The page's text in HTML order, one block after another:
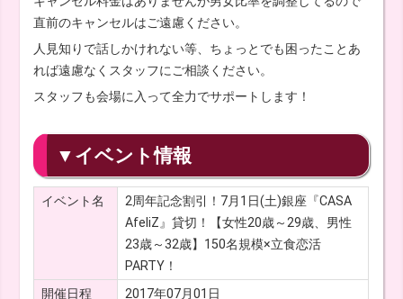
直前のキャンセルはご遠慮ください。
人見知りで話しかけれない等、ちょっとでも困ったことあ
れば遠慮なくスタッフにご相談ください。
スタッフも会場に入って全力でサポートします！
▼イベント情報
イベント名
2周年記念割引！7月1日(土)銀座『CASA
AfeliZ』貸切！【女性20歳～29歳、男性
23歳～32歳】150名規模×立食恋活
PARTY！
開催日程
2017年07月01日